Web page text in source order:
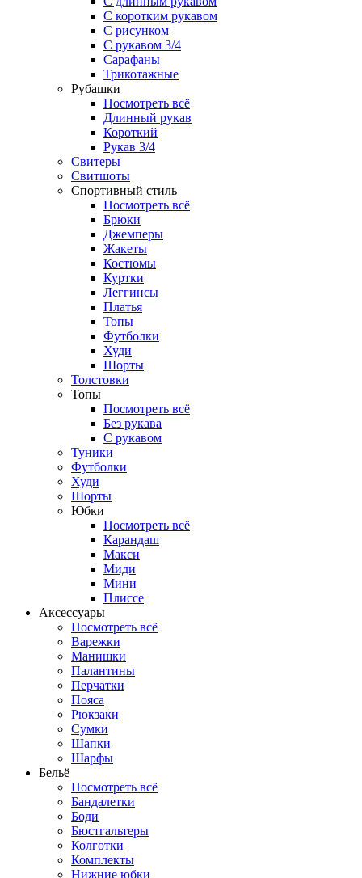
С коротким рукавом
С рисунком
С рукавом 3/4
Сарафаны
Трикотажные
Рубашки
Посмотреть всё
Длинный рукав
Короткий
Рукав 3/4
Свитеры
Свитшоты
Спортивный стиль
Посмотреть всё
Брюки
Джемперы
Жакеты
Костюмы
Куртки
Леггинсы
Платья
Топы
Футболки
Худи
Шорты
Толстовки
Топы
Посмотреть всё
Без рукава
С рукавом
Туники
Футболки
Худи
Шорты
Юбки
Посмотреть всё
Карандаш
Макси
Миди
Мини
Плиссе
Аксессуары
Посмотреть всё
Варежки
Манишки
Палантины
Перчатки
Пояса
Рюкзаки
Сумки
Шапки
Шарфы
Бельё
Посмотреть всё
Бандалетки
Боди
Бюстгальтеры
Колготки
Комплекты
Нижние юбки